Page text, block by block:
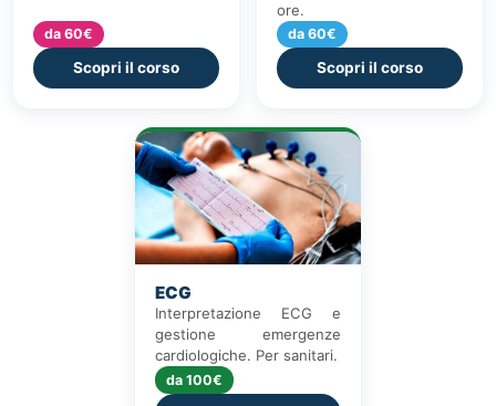
da 60€
Scopri il corso
ore.
da 60€
Scopri il corso
ECG
Interpretazione ECG e
gestione emergenze
cardiologiche. Per sanitari.
da 100€